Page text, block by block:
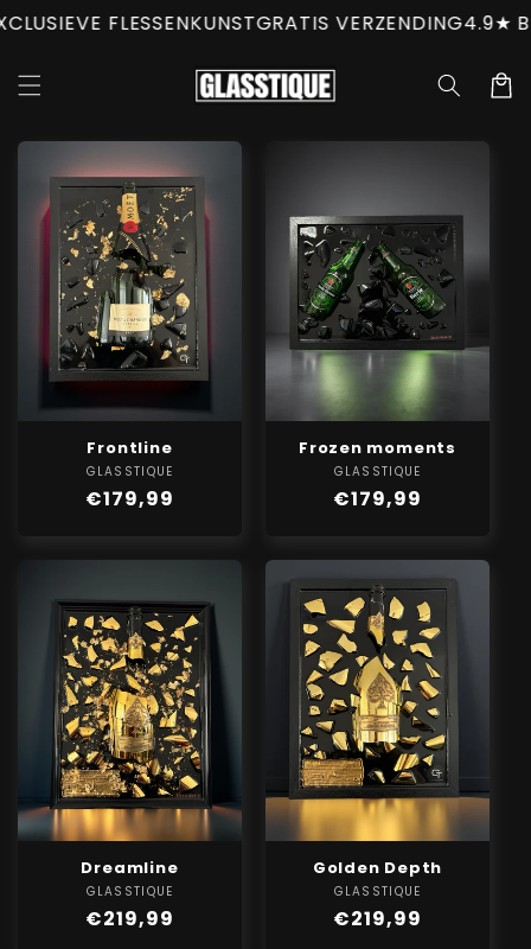
naar de
FLESSENKUNSTGRATIS VERZENDING4.9★
Frontline
Verkoper:
GLASSTIQUE
Normale
€179,99
Frozen moments
Verkoper:
GLASSTIQUE
Normale
€179,99
Dreamline
Verkoper:
GLASSTIQUE
Normale
€219,99
Golden Depth
Verkoper:
GLASSTIQUE
Normale
€219,99